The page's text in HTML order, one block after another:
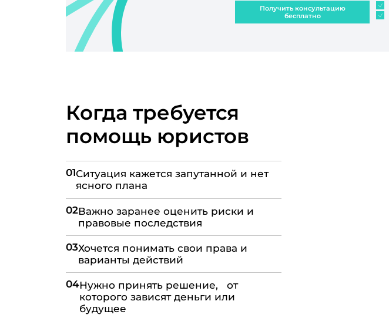
Получить консультацию
бесплатно
Когда требуется
помощь юристов
01Ситуация кажется запутанной и нет
ясного плана
02Важно заранее оценить риски и
правовые последствия
03Хочется понимать свои права и
варианты действий
04Нужно принять решение, от
которого зависят деньги или
будущее